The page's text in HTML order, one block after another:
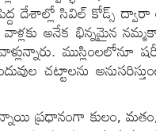
దేశాల్లో సివిల్ కోడ్స్
అనేక భిన్నమైన
ముస్లింలలోనూ
చట్టాలను
ప్రధానంగా కులం, మతం,